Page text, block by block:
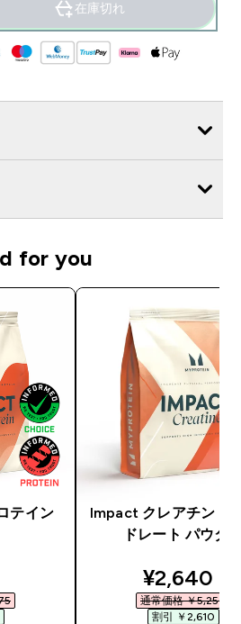
在庫切れ
for you
テイン
price
Impact クレアチン モ
ドレート パウダ
¥2,640‎
通常価格 ￥5,250‎
割引 ￥2,610‎